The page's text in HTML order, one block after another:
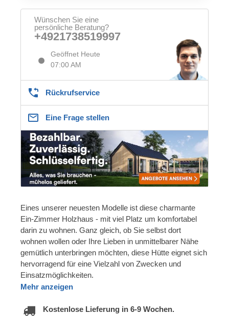
Wünschen Sie eine
persönliche Beratung?
+4921738519997
Geöffnet Heute
07:00 AM
Rückrufservice
Eine Frage stellen
Eines unserer neuesten Modelle ist diese charmante
Ein-Zimmer Holzhaus - mit viel Platz um komfortabel
darin zu wohnen. Ganz gleich, ob Sie selbst dort
wohnen wollen oder Ihre Lieben in unmittelbarer Nähe
gemütlich unterbringen möchten, diese Hütte eignet sich
hervorragend für eine Vielzahl von Zwecken und
Einsatzmöglichkeiten.
Mehr anzeigen
Kostenlose Lieferung in 6-9 Wochen.